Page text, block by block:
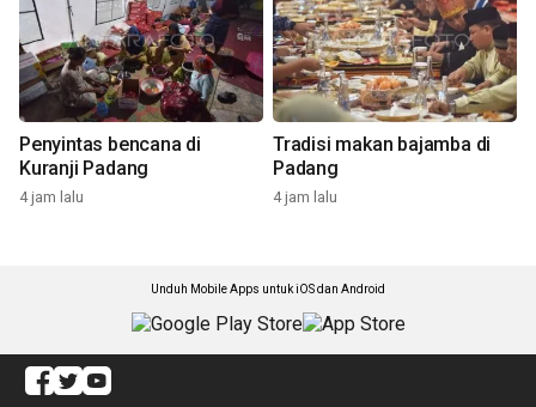
Penyintas bencana di
Kuranji Padang
4 jam lalu
Tradisi makan bajamba di
Padang
4 jam lalu
Unduh Mobile Apps untuk iOS dan Android